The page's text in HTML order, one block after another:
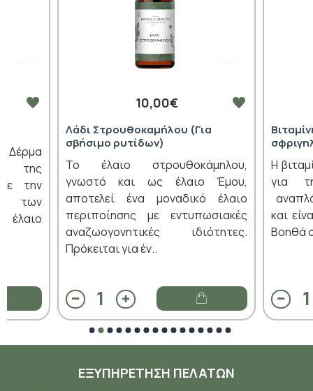
Δέρμα
της
την
των
10,00€
Λάδι Στρουθοκαμήλου (Για
σβήσιμο ρυτίδων)
Το έλαιο στρουθοκάμηλου,
γνωστό και ως έλαιο Έμου,
αποτελεί ένα μοναδικό έλαιο
περιποίησης με εντυπωσιακές
αναζωογονητικές ιδιότητες.
Πρόκειται για έν..
Η
για
και
Βοηθά
ΕΞΥΠΗΡΈΤΗΣΗ ΠΕΛΑΤΏΝ